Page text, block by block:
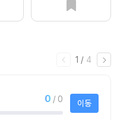
1 / 4
0 / 0 이동